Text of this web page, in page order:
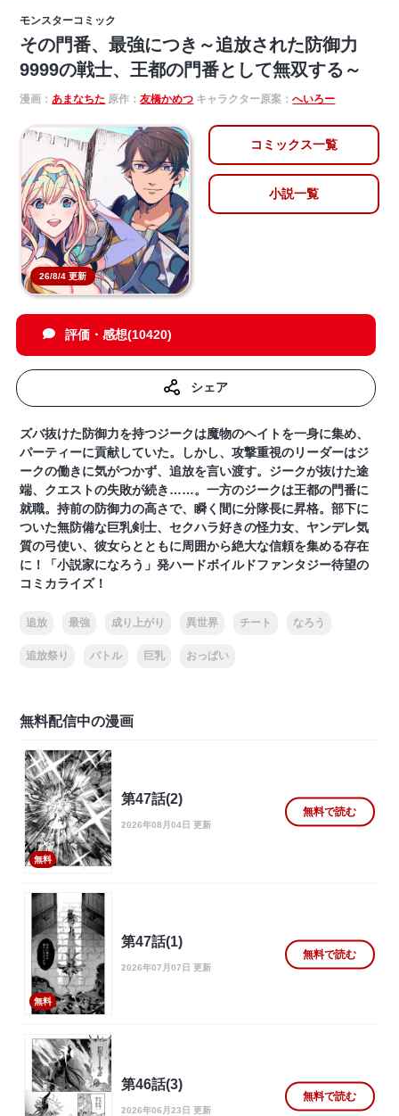
モンスターコミック
その門番、最強につき～追放された防御力
9999の戦士、王都の門番として無双する～
漫画：あまなちた 原作：友橋かめつ キャラクター原案：へいろー
26/8/4 更新
コミックス一覧
小説一覧
評価・感想(10420)
シェア
ズバ抜けた防御力を持つジークは魔物のヘイトを一身に集め、
パーティーに貢献していた。しかし、攻撃重視のリーダーはジ
ークの働きに気がつかず、追放を言い渡す。ジークが抜けた途
端、クエストの失敗が続き……。一方のジークは王都の門番に
就職。持前の防御力の高さで、瞬く間に分隊長に昇格。部下に
ついた無防備な巨乳剣士、セクハラ好きの怪力女、ヤンデレ気
質の弓使い、彼女らとともに周囲から絶大な信頼を集める存在
に！「小説家になろう」発ハードボイルドファンタジー待望の
コミカライズ！
追放 最強 成り上がり 異世界 チート なろう
追放祭り バトル 巨乳 おっぱい
無料配信中の漫画
無料
第47話(2)
2026年08月04日 更新
無料で読む
無料
第47話(1)
2026年07月07日 更新
無料で読む
第46話(3)
2026年06月23日 更新
無料で読む